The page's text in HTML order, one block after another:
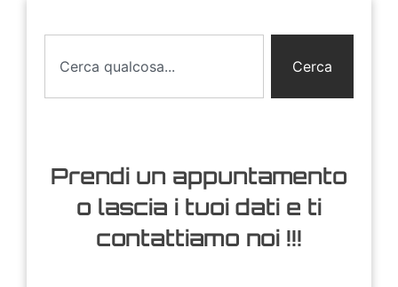
Cerca
Prendi un appuntamento
o lascia i tuoi dati e ti
contattiamo noi !!!